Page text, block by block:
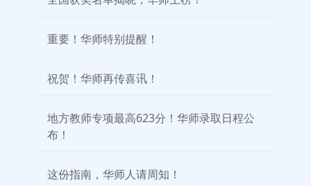
重要！华师特别提醒！
祝贺！华师再传喜讯！
地方教师专项最高623分！华师录取日程公
布！
这份指南，华师人请周知！